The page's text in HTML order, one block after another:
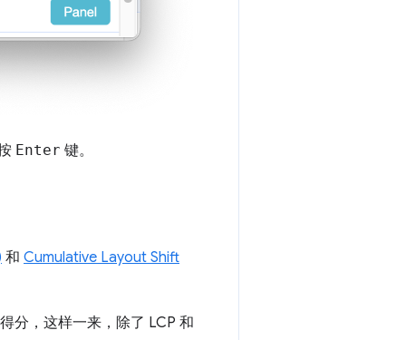
Enter 键。
和 Cumulative Layout Shift
分，这样一来，除了 LCP 和